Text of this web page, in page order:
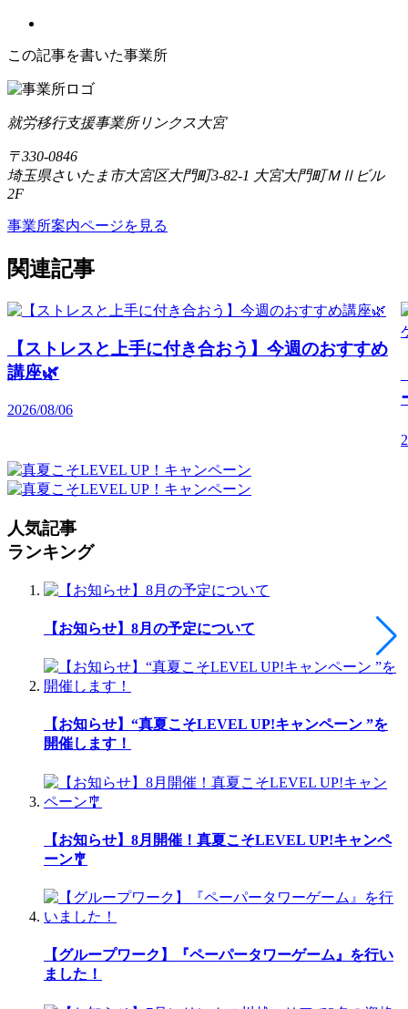
この記事を書いた事業所
就労移行支援事業所リンクス大宮
〒330-0846
埼玉県さいたま市大宮区大門町3-82-1 大宮大門町ＭⅡビル
2F
事業所案内ページを見る
関連記事
【ストレスと上手に付き合おう】今週のおすすめ
講座🌿
2026/08/06
人気記事
ランキング
【お知らせ】8月の予定について
【お知らせ】“真夏こそLEVEL UP!キャンペーン ”を
開催します！
【お知らせ】8月開催！真夏こそLEVEL UP!キャンペ
ーン🎐
【グループワーク】『ペーパータワーゲーム』を行い
ました！